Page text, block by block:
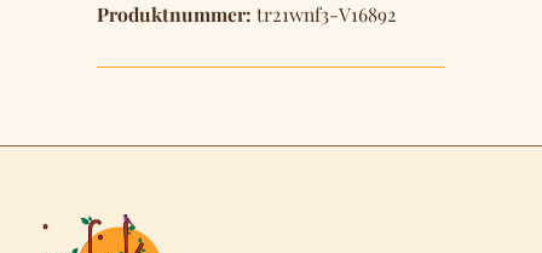
Produktnummer: tr21wnf3-V16892